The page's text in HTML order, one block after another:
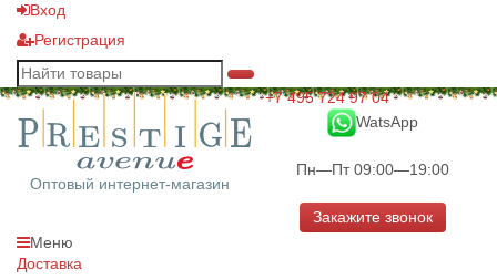
Вход
Регистрация
Оптовый интернет-магазин
+7 495 724 97 04
WatsApp
Пн—Пт 09:00—19:00
Закажите звонок
Меню
Доставка